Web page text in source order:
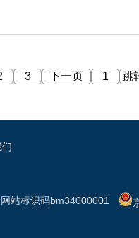
3 下一页 跳
网站标识码bm34000001